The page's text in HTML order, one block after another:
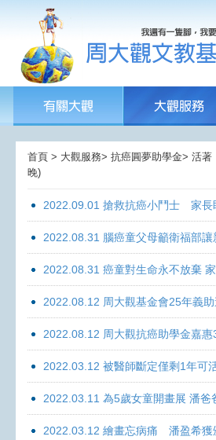
首頁 > 大觀服務> 抗癌圓夢助學金> 活
晚)
2022.09.01 搶救抗癌小鬥士 家長
2022.08.31 腦癌童父母籲衛福部
2022.08.31 癌童對生命永不放棄
2022.08.12 周大觀基金會25年義
2022.08.12 周大觀抗癌助學金嘉
2022.03.12 被醫師斷定僅剩1年可
2022.03.11 為5歲女童開畫展 潘
2022.03.12 繪畫忘病痛 潘盈希獲